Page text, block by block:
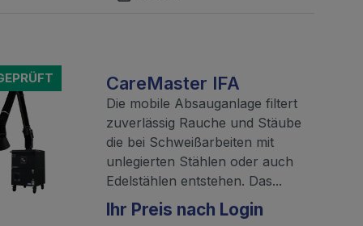
CareMaster IFA
Die mobile Absauganlage filtert
zuverlässig Rauche und Stäube
die bei Schweißarbeiten mit
unlegierten Stählen oder auch
Edelstählen entstehen. Das...
Ihr Preis nach Login